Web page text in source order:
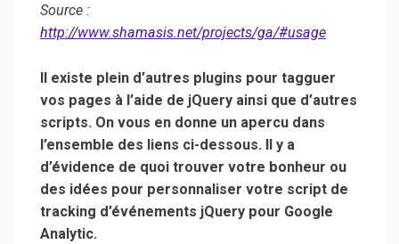
Source :
http://www.shamasis.net/projects/ga/#usage
Il existe plein d’autres plugins pour tagguer
vos pages à l’aide de jQuery ainsi que d’autres
scripts. On vous en donne un apercu dans
l’ensemble des liens ci-dessous. Il y a
d’évidence de quoi trouver votre bonheur ou
des idées pour personnaliser votre script de
tracking d’événements jQuery pour Google
Analytic.